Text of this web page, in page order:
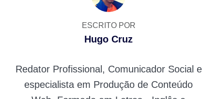
ESCRITO POR
Hugo Cruz
Redator Profissional, Comunicador Social e
especialista em Produção de Conteúdo